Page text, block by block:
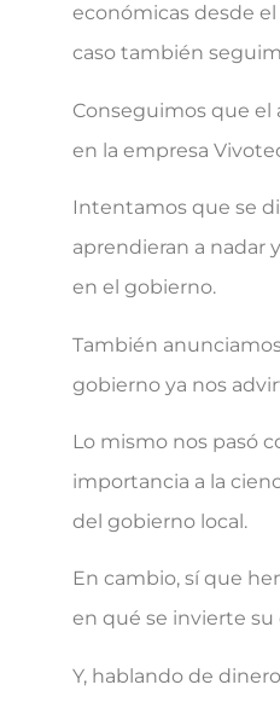
económicas desde
caso también
Conseguimos que
en la empresa
Intentamos que se
aprendieran a nadar
en el gobierno.
También
gobierno ya nos
Lo mismo nos pasó
importancia a la
del gobierno local.
En cambio, sí que
en qué se invierte su
Y, hablando de